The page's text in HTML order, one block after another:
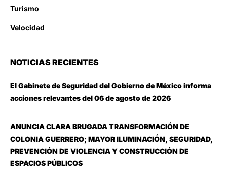
Turismo
Velocidad
NOTICIAS RECIENTES
El Gabinete de Seguridad del Gobierno de México informa
acciones relevantes del 06 de agosto de 2026
ANUNCIA CLARA BRUGADA TRANSFORMACIÓN DE
COLONIA GUERRERO; MAYOR ILUMINACIÓN, SEGURIDAD,
PREVENCIÓN DE VIOLENCIA Y CONSTRUCCIÓN DE
ESPACIOS PÚBLICOS